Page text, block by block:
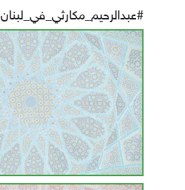
#عبدالرحيم_مكارثي_في_لبنان